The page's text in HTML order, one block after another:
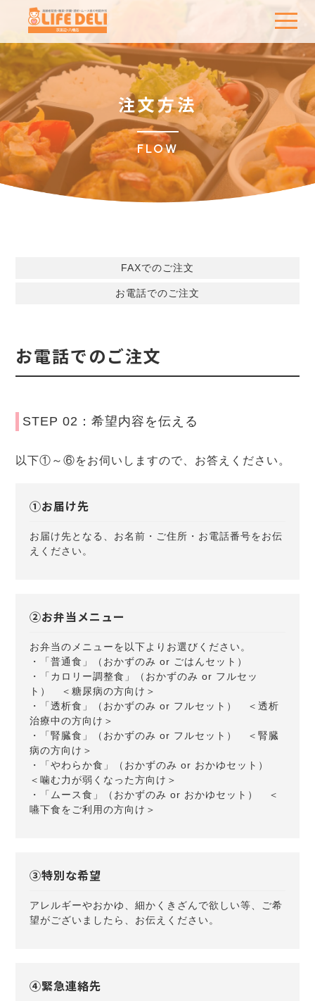
t
o
g
l
n
a
g
a
t
o
n
注文方法
FLOW
FAXでのご注文
お電話でのご注文
お電話でのご注文
STEP 02：希望内容を伝える
以下①～⑥をお伺いしますので、お答えください。
①お届け先
お届け先となる、お名前・ご住所・お電話番号をお伝
えください。
②お弁当メニュー
お弁当のメニューを以下よりお選びください。
・「普通食」（おかずのみ or ごはんセット）
・「カロリー調整食」（おかずのみ or フルセッ
ト） ＜糖尿病の方向け＞
・「透析食」（おかずのみ or フルセット） ＜透析
治療中の方向け＞
・「腎臓食」（おかずのみ or フルセット） ＜腎臓
病の方向け＞
・「やわらか食」（おかずのみ or おかゆセット）
＜噛む力が弱くなった方向け＞
・「ムース食」（おかずのみ or おかゆセット） ＜
嚥下食をご利用の方向け＞
③特別な希望
アレルギーやおかゆ、細かくきざんで欲しい等、ご希
望がございましたら、お伝えください。
④緊急連絡先